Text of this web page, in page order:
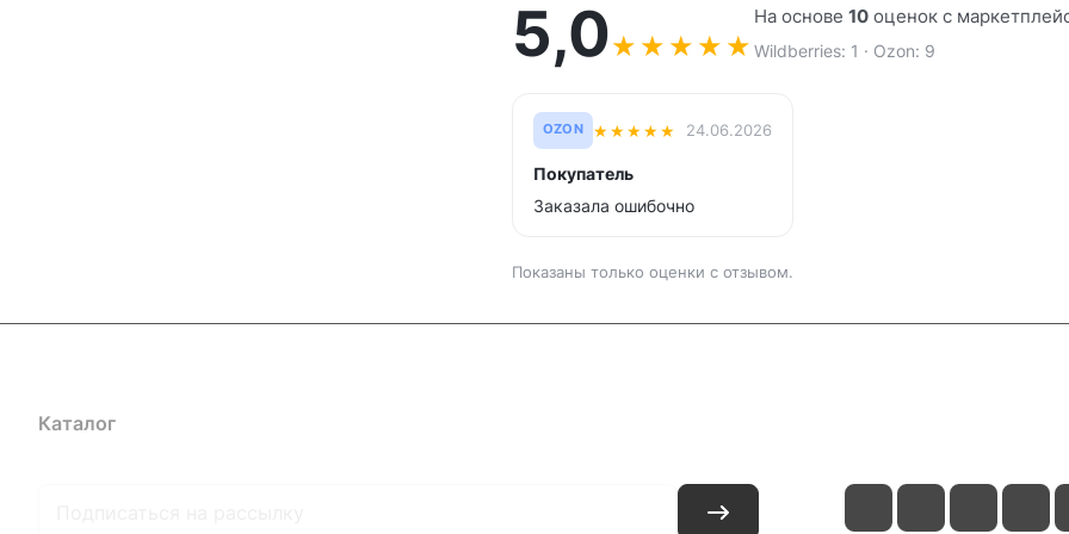
5,0★ ★ ★ ★ ★
На основе 10оценок с
Wildberries: 1 · Ozon: 9
OZON ★★★★★ 24.06.2026
Покупатель
Заказала ошибочно
Показаны только оценки с отзывом.
Каталог